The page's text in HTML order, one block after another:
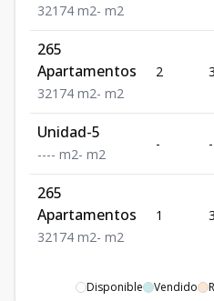
321 74 m2- m2
265
Apartamentos
321 74 m2- m2
2 3
Unidad-5
---- m2- m2
- -
265
Apartamentos
321 74 m2- m2
1 3
Disponible Vendido